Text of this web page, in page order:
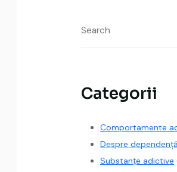
Categorii
Comportamente
Despre dependență
Substanțe adictive